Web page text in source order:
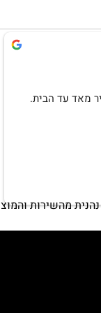
נהנית מהשירות